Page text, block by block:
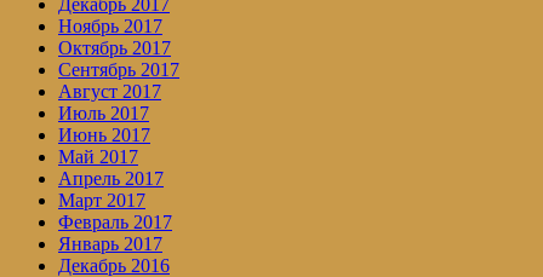
Декабрь 2017
Ноябрь 2017
Октябрь 2017
Сентябрь 2017
Август 2017
Июль 2017
Июнь 2017
Май 2017
Апрель 2017
Март 2017
Февраль 2017
Январь 2017
Декабрь 2016